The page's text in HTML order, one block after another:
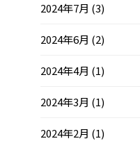
2024年7月 (3)
2024年6月 (2)
2024年4月 (1)
2024年3月 (1)
2024年2月 (1)